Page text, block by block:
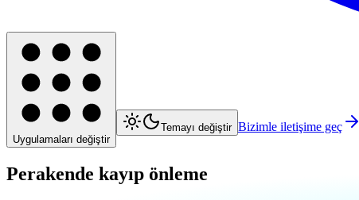
Uygulamaları değiştir
Temayı değiştir Bizimle iletişime geç
Perakende kayıp önleme